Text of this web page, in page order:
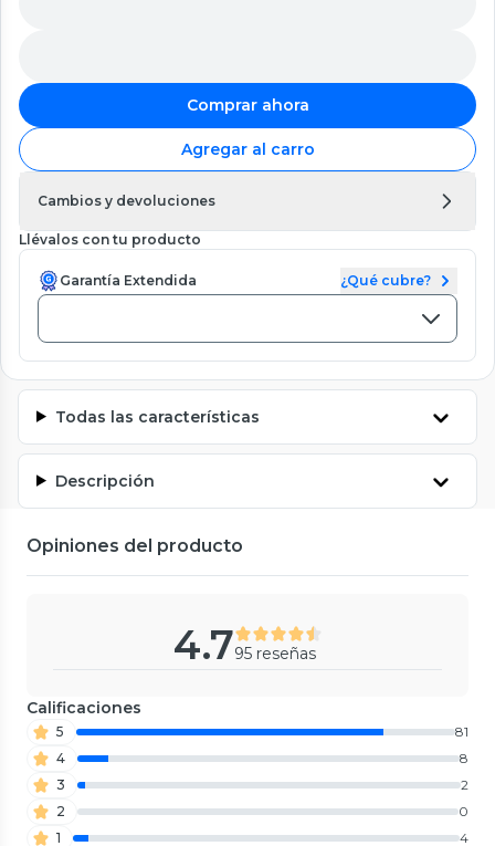
Comprar ahora
Agregar al carro
Cambios y devoluciones
Llévalos con tu producto
Garantía Extendida ¿Qué cubre?
Todas las características
Descripción
Opiniones del producto
4.795 reseñas
Calificaciones
5
81
4
8
3
2
2
0
1
4